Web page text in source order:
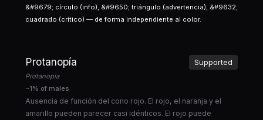
&#9679; círculo (info), &#9650; triángulo (advertencia), &#9632;
cuadrado (crítico) — de forma independiente al color.
Protanopía
Protanopia
Supported
~1% of males
Ausencia de función del cono rojo. El rojo, el naranja y el
amarillo pueden parecer casi idénticos. El rojo puede